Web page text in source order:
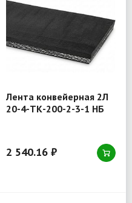
Лента конвейерная 2Л
20-4-ТК-200-2-3-1 НБ
2 540.16 ₽